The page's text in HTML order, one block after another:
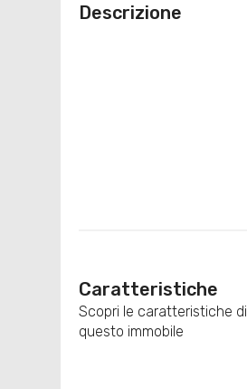
Descrizione
Caratteristiche
Scopri le caratteristiche di
questo immobile